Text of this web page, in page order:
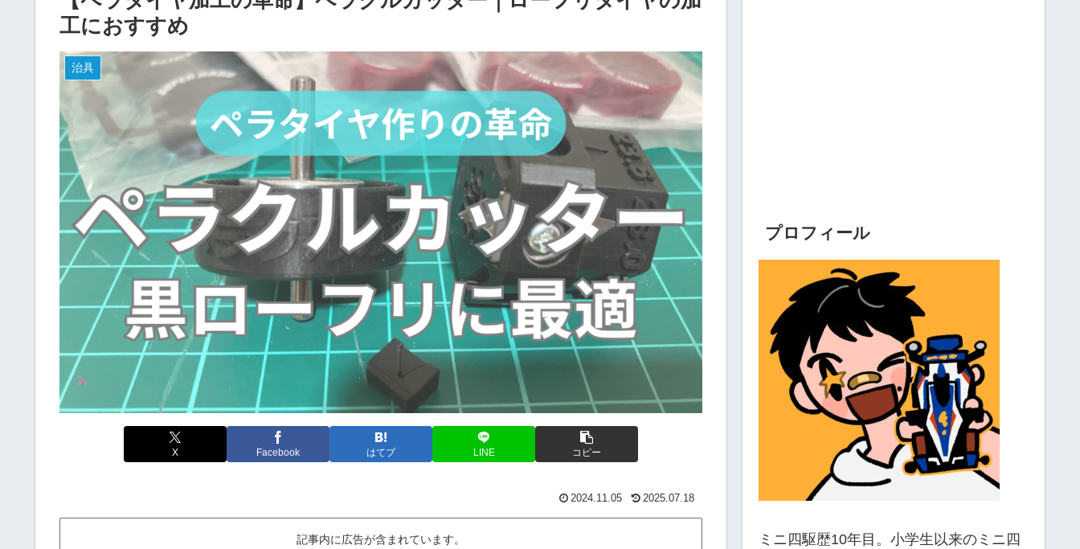
工におすすめ
治具
X Facebook はてブ LINE コピー
2024.11.05 2025.07.18
記事内に広告が含まれています。
プロフィール
ミニ四駆歴10年目。小学生以来のミニ四